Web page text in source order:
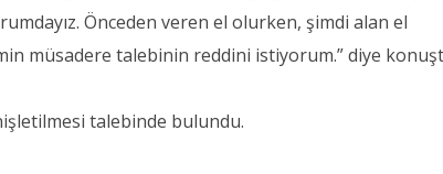
Önceden veren el olurken, şimdi alan el
müsadere talebinin reddini istiyorum.” diye
talebinde bulundu.